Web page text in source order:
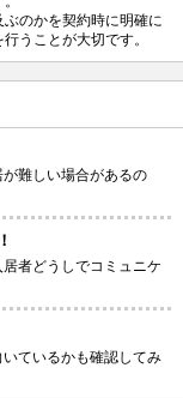
のかを契約時に明確に
うことが大切です。
が難しい場合があるの
者どうしでコミュニケ
ているかも確認してみ